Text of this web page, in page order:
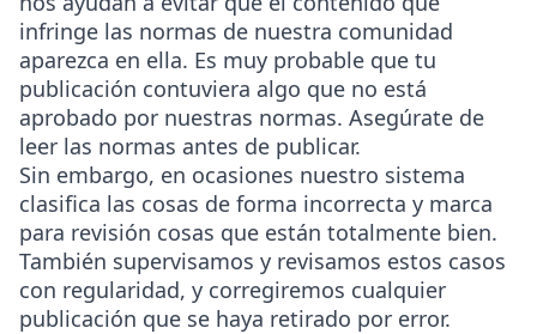
infringe las normas de nuestra comunidad
aparezca en ella. Es muy probable que tu
publicación contuviera algo que no está
aprobado por nuestras normas. Asegúrate de
leer las normas antes de publicar.
Sin embargo, en ocasiones nuestro sistema
clasifica las cosas de forma incorrecta y marca
para revisión cosas que están totalmente bien.
También supervisamos y revisamos estos casos
con regularidad, y corregiremos cualquier
publicación que se haya retirado por error.